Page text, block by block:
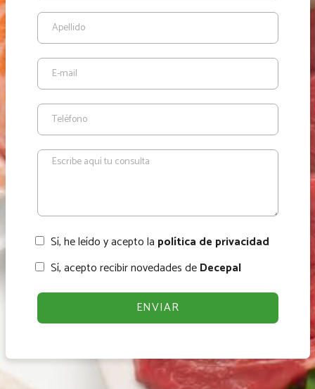
Sí, he leído y acepto la política de privacidad
Sí, acepto recibir novedades deDecepal